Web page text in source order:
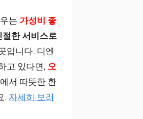
는 가성비 좋
절한 서비스로
입니다. 디엔
고 있다면, 오
서 따뜻한 환
. 자세히 보러